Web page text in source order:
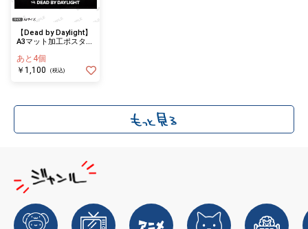
【Dead by Daylight】
A3マット加工ポスター
あと4個
￥1,100
(税込)